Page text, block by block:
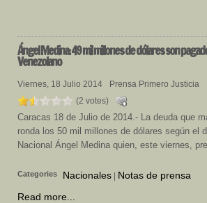
ÁngelMedina: 49 mil millones de dólares son
Venezolano
Viernes, 18 Julio 2014
Prensa Primero Justicia
(2 votes)
Caracas 18 de Julio de 2014.- La deuda que
ronda los 50 mil millones de dólares según el
Nacional Ángel Medina quien, este viernes,
Categories Nacionales
Notas de prensa
Read more...